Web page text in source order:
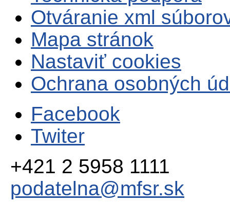
Otváranie xml
Mapa stránok
Nastaviť cookies
Ochrana osobných
Facebook
Twiter
+421 2 5958 1111
podatelna@mfsr.sk